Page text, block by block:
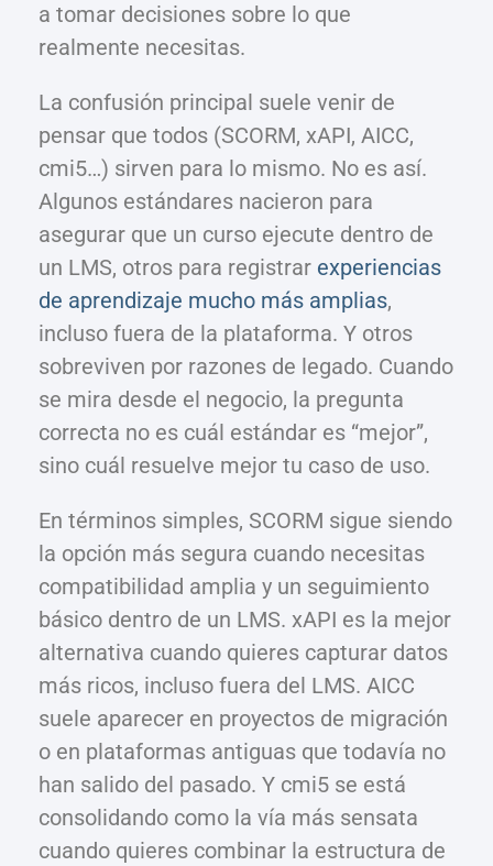
a tomar decisiones sobre lo que
realmente necesitas.
La confusión principal suele venir de
pensar que todos (SCORM, xAPI, AICC,
cmi5…) sirven para lo mismo. No es así.
Algunos estándares nacieron para
asegurar que un curso ejecute dentro de
un LMS, otros para registrar experiencias
de aprendizaje mucho más amplias,
incluso fuera de la plataforma. Y otros
sobreviven por razones de legado. Cuando
se mira desde el negocio, la pregunta
correcta no es cuál estándar es “mejor”,
sino cuál resuelve mejor tu caso de uso.
En términos simples, SCORM sigue siendo
la opción más segura cuando necesitas
compatibilidad amplia y un seguimiento
básico dentro de un LMS. xAPI es la mejor
alternativa cuando quieres capturar datos
más ricos, incluso fuera del LMS. AICC
suele aparecer en proyectos de migración
o en plataformas antiguas que todavía no
han salido del pasado. Y cmi5 se está
consolidando como la vía más sensata
cuando quieres combinar la estructura de